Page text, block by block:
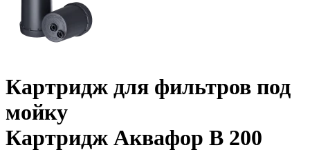
Картридж для фильтров под
мойку
Картридж Аквафор B 200